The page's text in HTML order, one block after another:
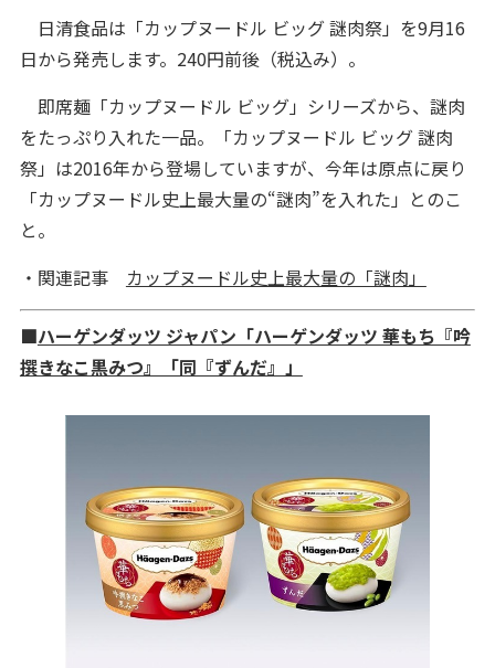
日清食品は「カップヌードル ビッグ 謎肉祭」を9月16
日から発売します。240円前後（税込み）。
即席麺「カップヌードル ビッグ」シリーズから、謎肉
をたっぷり入れた一品。「カップヌードル ビッグ 謎肉
祭」は2016年から登場していますが、今年は原点に戻り
「カップヌードル史上最大量の“謎肉”を入れた」とのこ
と。
・関連記事 カップヌードル史上最大量の「謎肉」
■ハーゲンダッツ ジャパン「ハーゲンダッツ 華もち『吟
撰きなこ黒みつ』「同『ずんだ』」